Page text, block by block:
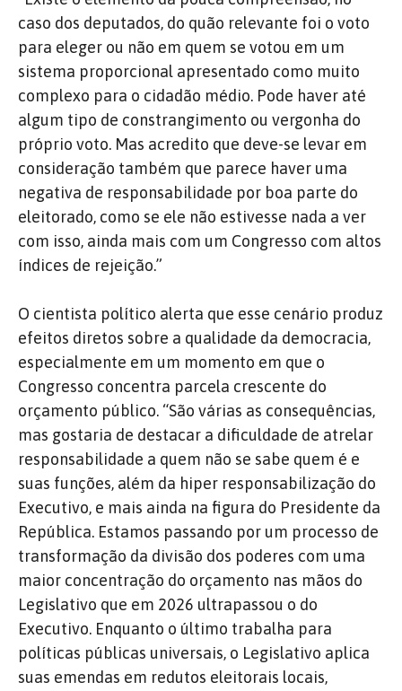
caso dos deputados, do quão relevante foi o voto
para eleger ou não em quem se votou em um
sistema proporcional apresentado como muito
complexo para o cidadão médio. Pode haver até
algum tipo de constrangimento ou vergonha do
próprio voto. Mas acredito que deve-se levar em
consideração também que parece haver uma
negativa de responsabilidade por boa parte do
eleitorado, como se ele não estivesse nada a ver
com isso, ainda mais com um Congresso com altos
índices de rejeição.”
O cientista político alerta que esse cenário produz
efeitos diretos sobre a qualidade da democracia,
especialmente em um momento em que o
Congresso concentra parcela crescente do
orçamento público. “São várias as consequências,
mas gostaria de destacar a dificuldade de atrelar
responsabilidade a quem não se sabe quem é e
suas funções, além da hiper responsabilização do
Executivo, e mais ainda na figura do Presidente da
República. Estamos passando por um processo de
transformação da divisão dos poderes com uma
maior concentração do orçamento nas mãos do
Legislativo que em 2026 ultrapassou o do
Executivo. Enquanto o último trabalha para
políticas públicas universais, o Legislativo aplica
suas emendas em redutos eleitorais locais,